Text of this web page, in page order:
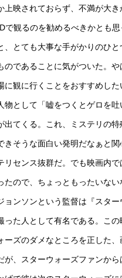
上映されておらず、不満が大き
で観るのを勧めるべきかとも思
、とても大事な手がかりのひ
のであることに気がついた。や
に観に行くことをおすすめした
物として「嘘をつくとゲロを吐
出てくる。これ、ミステリの
きそうな面白い発明だなぁと
リセンス抜群だ。でも映画内
たので、ちょっともったいない
ョンソンという監督は『スタ
った人として有名である。こ
ーズのダメなところを正した
が、スターウォーズファンか